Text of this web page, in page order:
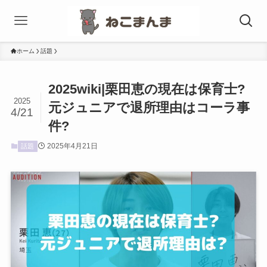
ホーム 話題
2025wiki|栗田恵の現在は保育士?
元ジュニアで退所理由はコーラ事
件?
2025
4/21
話題 2025年4月21日